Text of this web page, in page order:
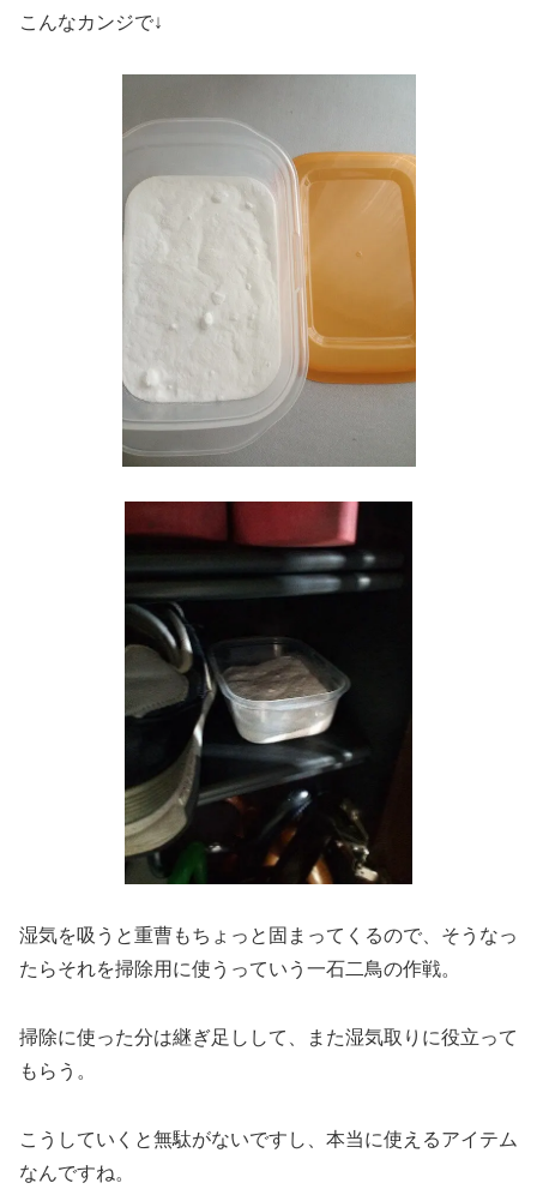
こんなカンジで↓
湿気を吸うと重曹もちょっと固まってくるので、そうなっ
たらそれを掃除用に使うっていう一石二鳥の作戦。
掃除に使った分は継ぎ足しして、また湿気取りに役立って
もらう。
こうしていくと無駄がないですし、本当に使えるアイテム
なんですね。